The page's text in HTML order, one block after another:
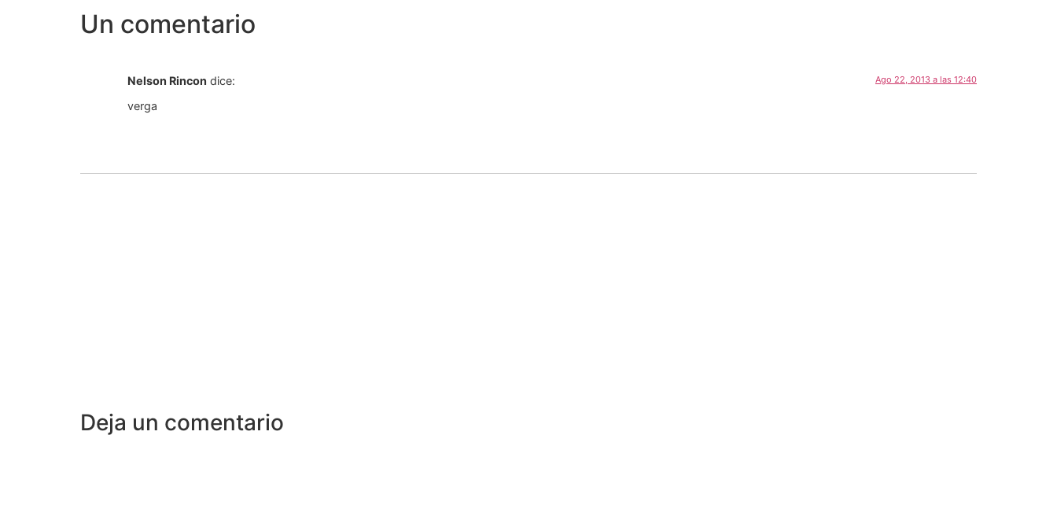
Un comentario
Nelson Rincon dice: Ago 22, 2013 a las 12:40
verga
Deja un comentario